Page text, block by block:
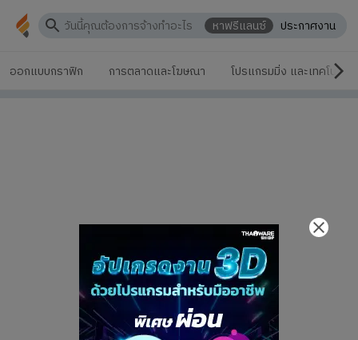
หาฟรีแลนซ์ ประกาศงาน
ออกแบบกราฟิก การตลาดและโฆษณา โปรแกรมมิ่ง และเทคโนโลยี